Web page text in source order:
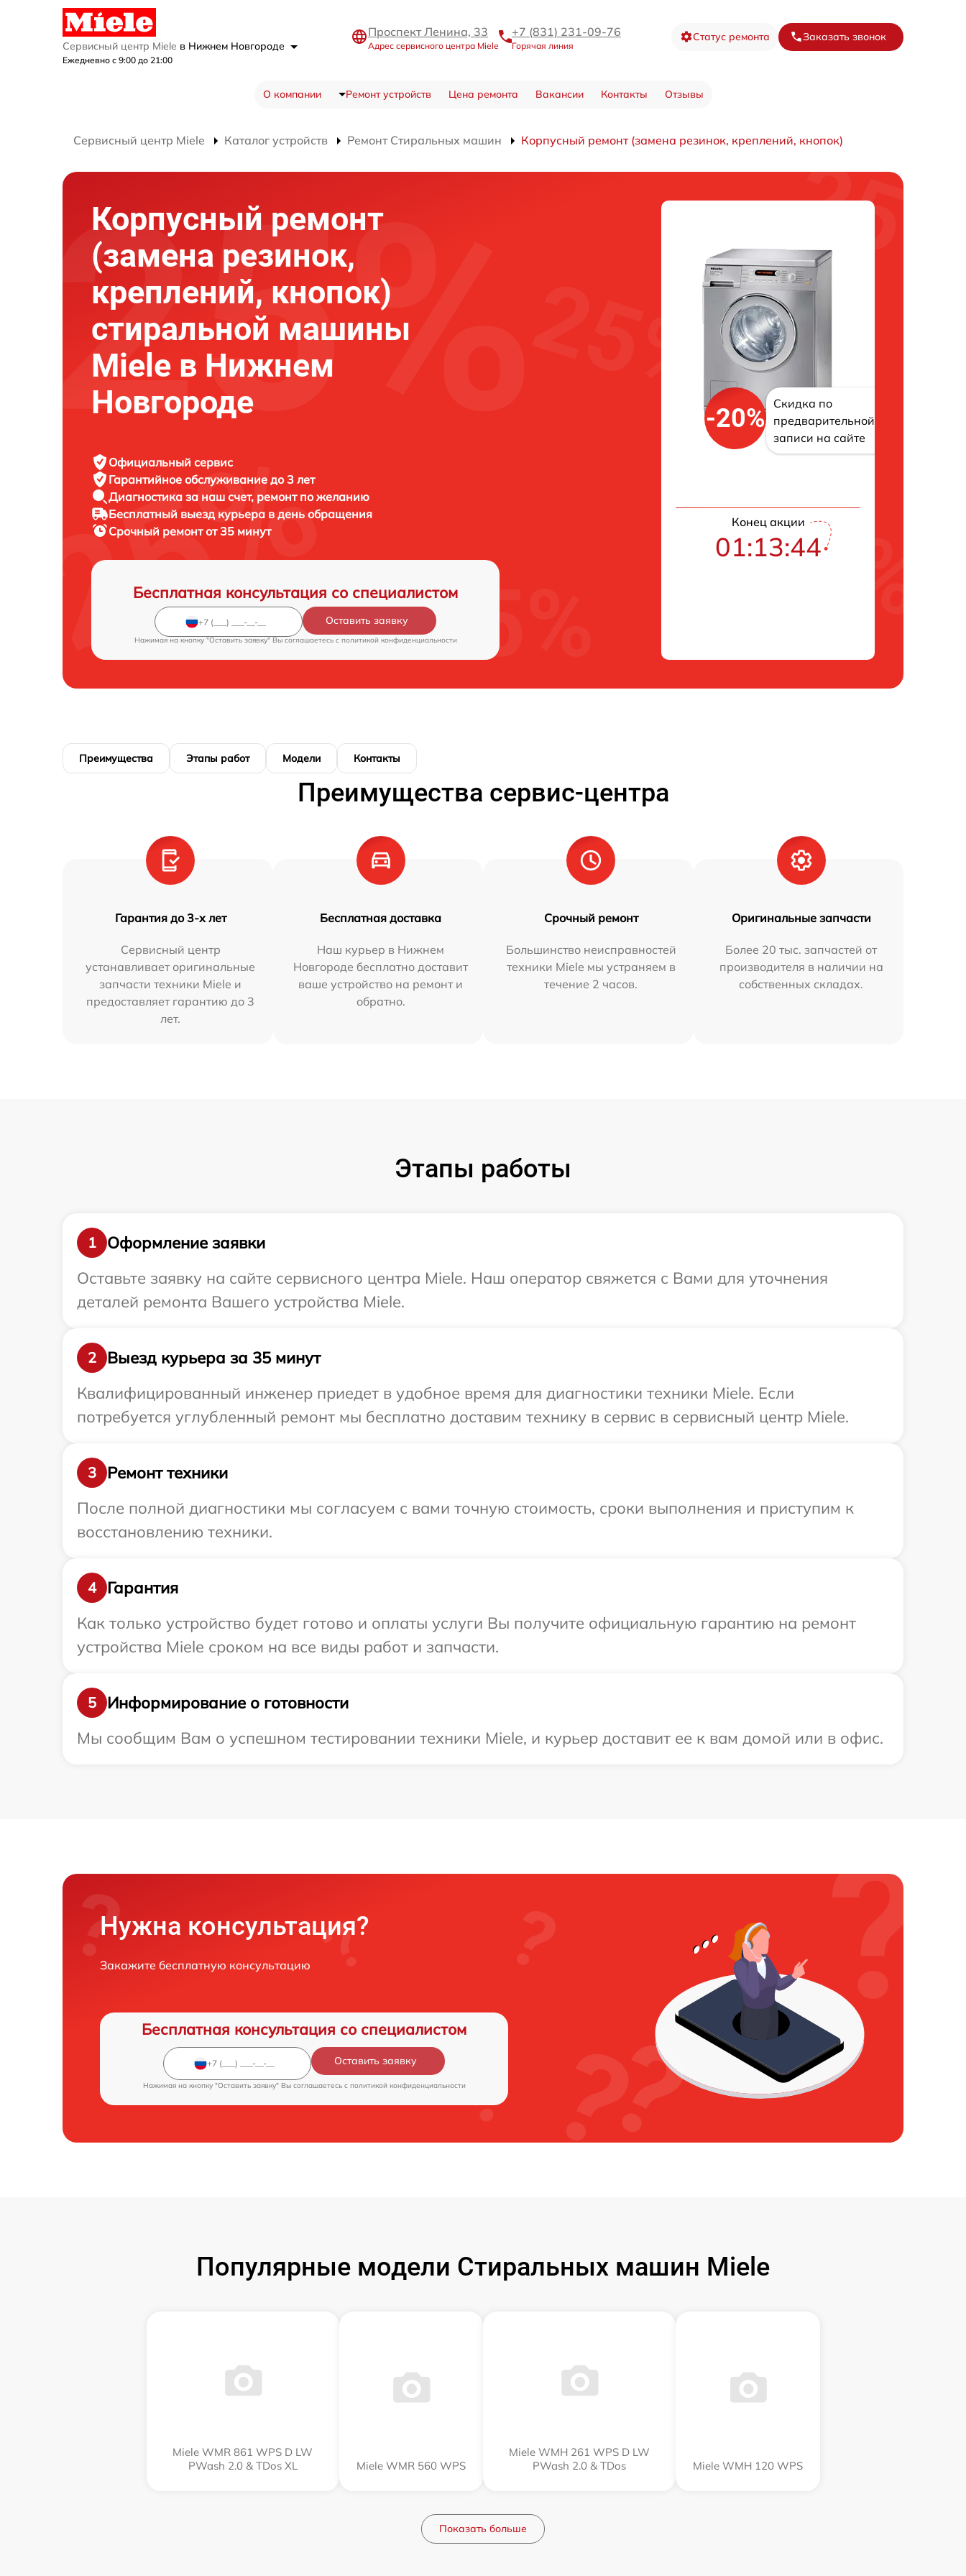
Сервисный центр Miele в Нижнем Новгороде
Ежедневно с 9:00 до 21:00
Проспект Ленина, 33
Адрес сервисного центра Miele
+7 (831) 231-09-76
Горячая линия
Статус ремонта Заказать звонок
О компании Ремонт устройств Цена ремонта Вакансии Контакты Отзывы
Сервисный центр Miele Каталог устройств Ремонт Стиральных машин Корпусный ремонт (замена резинок, креплений, кнопок)
Корпусный ремонт
(замена резинок,
креплений, кнопок)
стиральной машины
Miele в Нижнем
Новгороде
Официальный сервис
Гарантийное обслуживание до 3 лет
Диагностика за наш счет, ремонт по желанию
Бесплатный выезд курьера в день обращения
Срочный ремонтот 35 минут
Бесплатная консультация со специалистом
Оставить заявку
Нажимая на кнопку "Оставить заявку" Вы соглашаетесь c политикой конфиденциальности
-20%
Скидка по
предварительной
записи на сайте
Конец акции
01:13:43
Преимущества Этапы работ Модели Контакты
Преимущества сервис-центра
Гарантия до 3-х лет
Сервисный центр
устанавливает оригинальные
запчасти техники Miele и
предоставляет гарантию до 3
лет.
Бесплатная доставка
Наш курьер в Нижнем
Новгороде бесплатно доставит
ваше устройство на ремонт и
обратно.
Срочный ремонт
Большинство неисправностей
техники Miele мы устраняем в
течение 2 часов.
Оригинальные запчасти
Более 20 тыс. запчастей от
производителя в наличии на
собственных складах.
Этапы работы
1
Оформление заявки
Оставьте заявку на сайте сервисного центра Miele. Наш оператор свяжется с Вами для уточнения
деталей ремонта Вашего устройства Miele.
2
Выезд курьера за 35 минут
Квалифицированный инженер приедет в удобное время для диагностики техники Miele. Если
потребуется углубленный ремонт мы бесплатно доставим технику в сервис в сервисный центр Miele.
3
Ремонт техники
После полной диагностики мы согласуем с вами точную стоимость, сроки выполнения и приступим к
восстановлению техники.
4
Гарантия
Как только устройство будет готово и оплаты услуги Вы получите официальную гарантию на ремонт
устройства Miele сроком на все виды работ и запчасти.
5
Информирование о готовности
Мы сообщим Вам о успешном тестировании техники Miele, и курьер доставит ее к вам домой или в офис.
Нужна консультация?
Закажите бесплатную консультацию
Бесплатная консультация со специалистом
Оставить заявку
Нажимая на кнопку "Оставить заявку" Вы соглашаетесь c политикой конфиденциальности
Популярные модели Стиральных машин Miele
Miele WMR 861 WPS D LW
PWash 2.0 & TDos XL
Miele WMR 560 WPS
Miele WMH 261 WPS D LW
PWash 2.0 & TDos
Miele WMH 120 WPS
Показать больше